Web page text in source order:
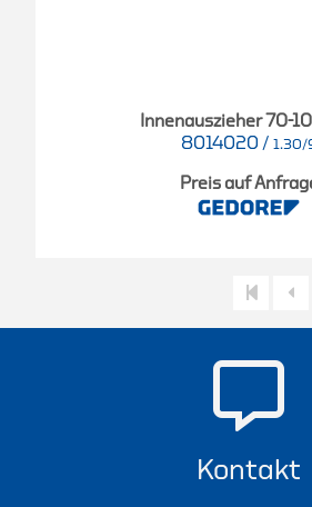
Innenauszieher 70-
8014020 / 1.30/
Preis auf
Kontakt